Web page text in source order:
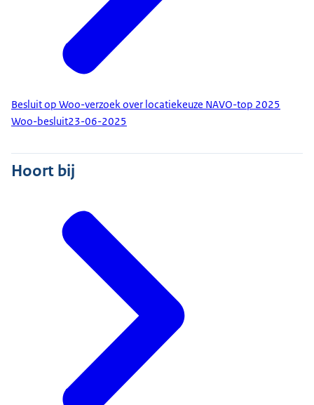
Besluit op Woo-verzoek over locatiekeuze NAVO-top 2025
Woo-besluit23-06-2025
Hoort bij